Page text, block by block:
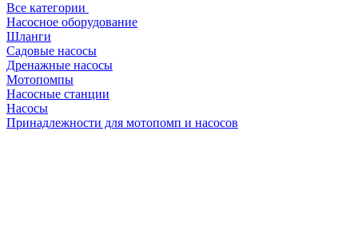
Все категории
Насосное оборудование
Шланги
Садовые насосы
Дренажные насосы
Мотопомпы
Насосные станции
Насосы
Принадлежности для мотопомп и насосов